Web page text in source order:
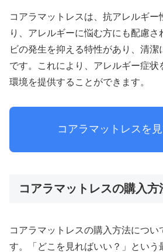
コアラマットレスは、抗アレルギー
り、アレルギーに悩む方にも配慮さ
ビの発生を抑える特性があり、清
です。これにより、アレルギー症状
環境を提供することができます。
コアラマットレスを
コアラマットレスの購入方
コアラマットレスの購入方法につい
す。「どこを見ればいい？」という